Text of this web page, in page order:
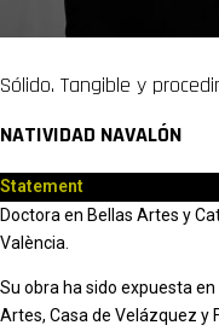
Sólido. Tangible y
NATIVIDAD NAVALÓN
Statement
Doctora en Bellas Artes y
València.
Su obra ha sido expuesta
Artes, Casa de Velázquez y